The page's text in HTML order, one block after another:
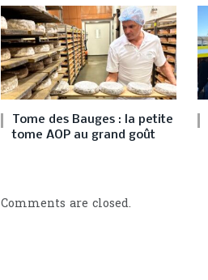
Tome des Bauges : la petite
tome AOP au grand goût
Comments are closed.